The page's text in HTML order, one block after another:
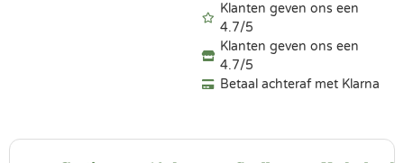
Klanten geven ons een
4.7/5
Klanten geven ons een
4.7/5
Betaal achteraf met Klarna